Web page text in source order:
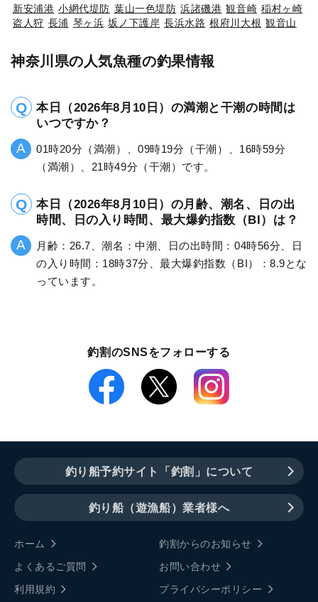
新安浦港 小網代堤防 葉山一色堤防 浜諸磯港 観音崎 稲村ヶ崎
盗人狩 長浦 琴ヶ浜 坂ノ下護岸 長浜水路 根府川大根 観音山
神奈川県の人気魚種の釣果情報
本日（2026年8月10日）の満潮と干潮の時間は
いつですか？
01時20分（満潮）、09時19分（干潮）、16時59分
（満潮）、21時49分（干潮）です。
本日（2026年8月10日）の月齢、潮名、日の出
時間、日の入り時間、最大爆釣指数（BI）は？
月齢：26.7、潮名：中潮、日の出時間：04時56分、日
の入り時間：18時37分、最大爆釣指数（BI）：8.9とな
っています。
釣割のSNSをフォローする
釣り船予約サイト「釣割」について
釣り船（遊漁船）業者様へ
ホーム
釣割からのお知らせ
よくあるご質問
お問い合わせ
利用規約
プライバシーポリシー